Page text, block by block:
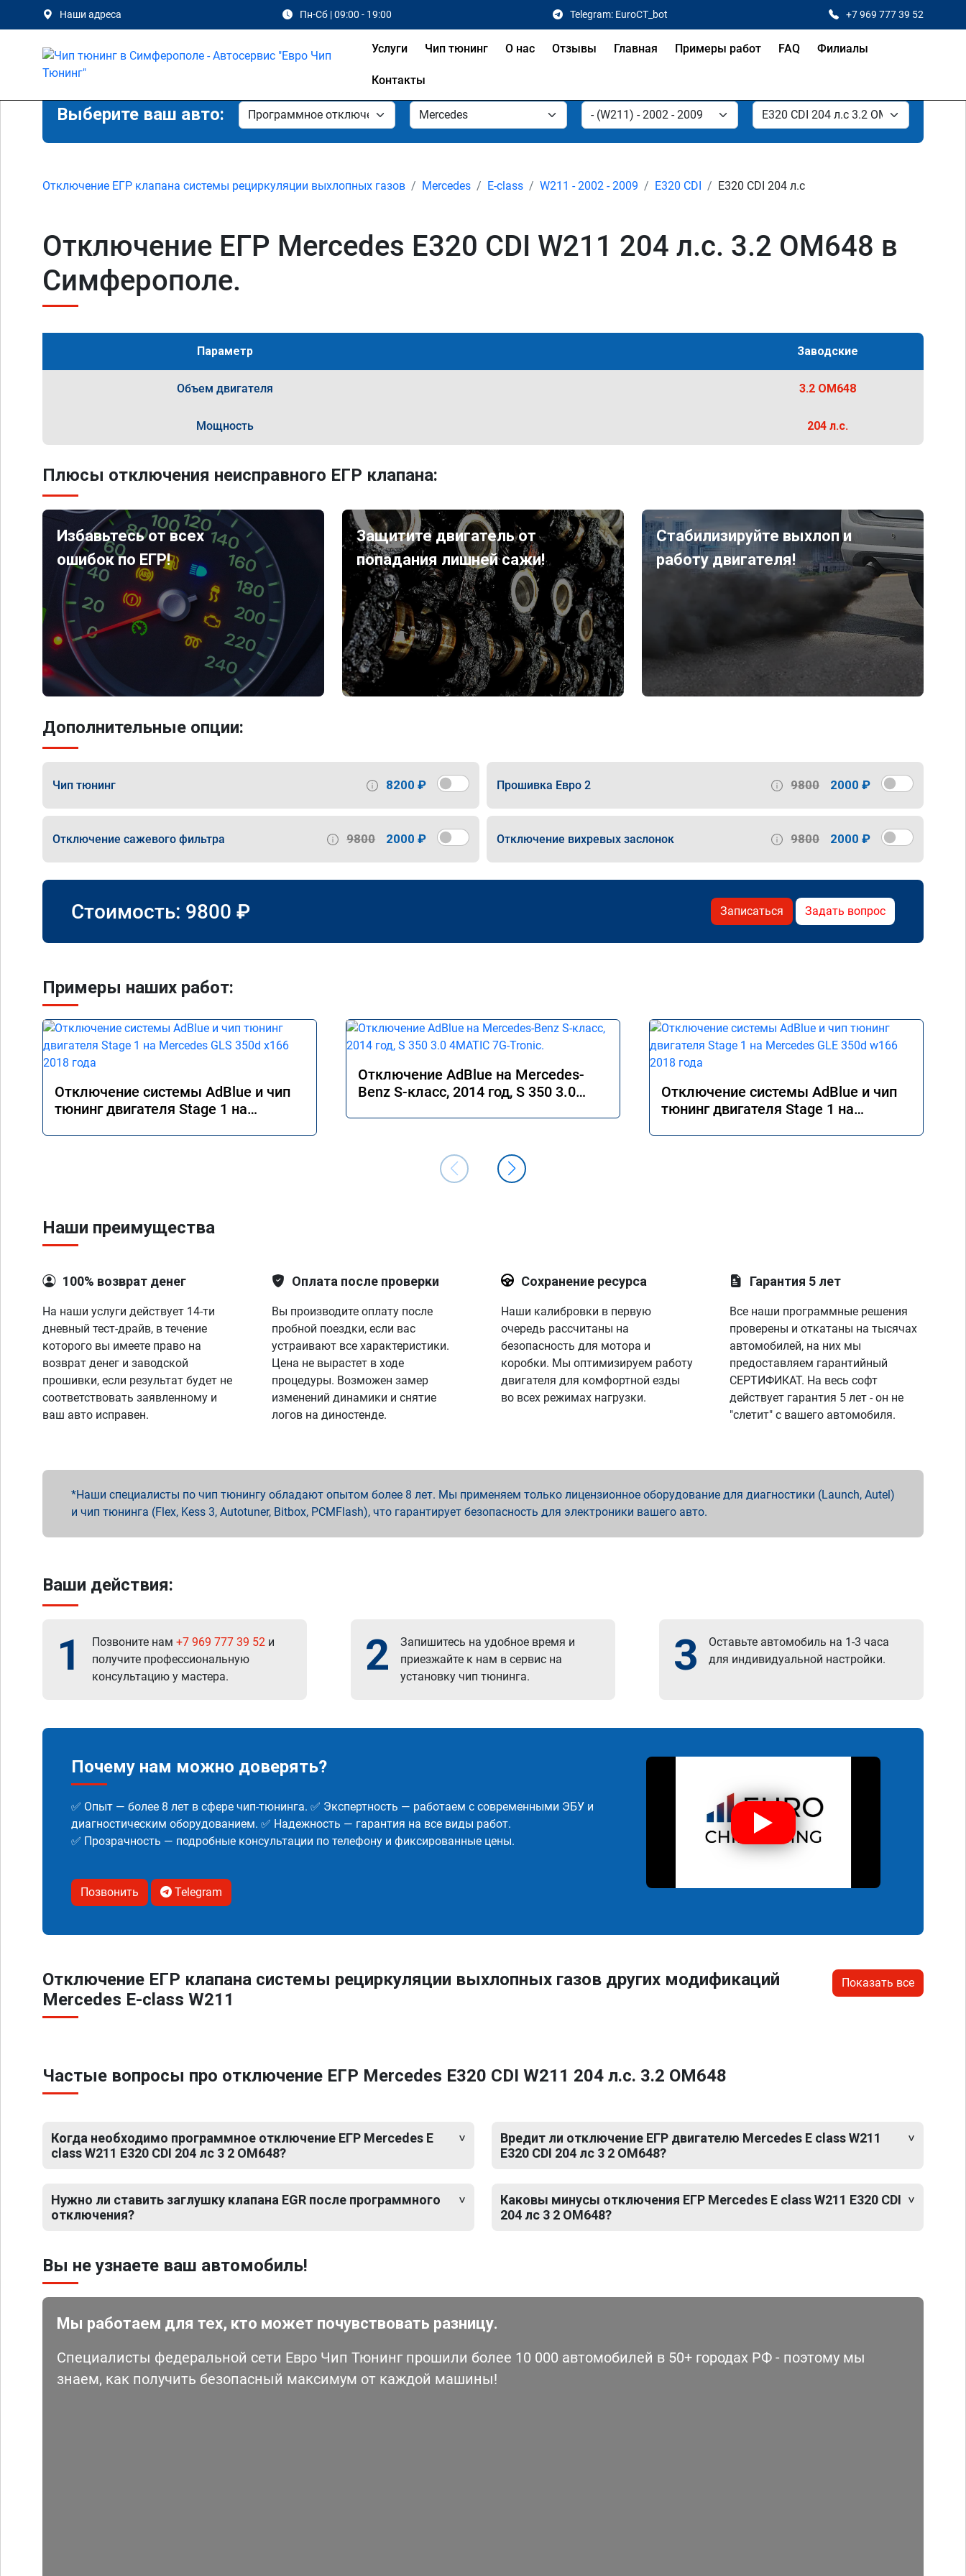
Наши адреса Пн-Сб | 09:00 - 19:00 Telegram: EuroCT_bot +7 969 777 39 52
Услуги Чип тюнинг О нас Отзывы Главная Примеры работ FAQ Филиалы
Контакты
Выберите ваш авто:
Отключение ЕГР клапана системы рециркуляции выхлопных газов Mercedes E-class W211 - 2002 - 2009 E320 CDI E320 CDI 204 л.с
Отключение ЕГР Mercedes E320 CDI W211 204 л.с. 3.2 OM648 в
Симферополе.
Параметр Заводские
Объем двигателя 3.2 OM648
Мощность 204 л.с.
Плюсы отключения неисправного ЕГР клапана:
Избавьтесь от всех
ошибок по ЕГР!
Защитите двигатель от
попадания лишней сажи!
Стабилизируйте выхлоп и
работу двигателя!
Дополнительные опции:
Чип тюнинг 8200 ₽ Прошивка Евро 2 9800 2000 ₽
Отключение сажевого фильтра 9800 2000 ₽ Отключение вихревых заслонок 9800 2000 ₽
Стоимость: 9800 ₽ Записаться Задать вопрос
Примеры наших работ:
Отключение системы AdBlue и чип
тюнинг двигателя Stage 1 на
Отключение AdBlue на Mercedes-
Benz S-класс, 2014 год, S 350 3.0
Отключение системы AdBlue и чип
тюнинг двигателя Stage 1 на
Наши преимущества
100% возврат денег
На наши услуги действует 14-ти
дневный тест-драйв, в течение
которого вы имеете право на
возврат денег и заводской
прошивки, если результат будет не
соответствовать заявленному и
ваш авто исправен.
Оплата после проверки
Вы производите оплату после
пробной поездки, если вас
устраивают все характеристики.
Цена не вырастет в ходе
процедуры. Возможен замер
изменений динамики и снятие
логов на диностенде.
Сохранение ресурса
Наши калибровки в первую
очередь рассчитаны на
безопасность для мотора и
коробки. Мы оптимизируем работу
двигателя для комфортной езды
во всех режимах нагрузки.
Гарантия 5 лет
Все наши программные решения
проверены и откатаны на тысячах
автомобилей, на них мы
предоставляем гарантийный
СЕРТИФИКАТ. На весь софт
действует гарантия 5 лет - он не
"слетит" с вашего автомобиля.
Наши специалисты по чип тюнингу обладают опытом более 8 лет. Мы применяем только лицензионное оборудование для диагностики (Launch, Autel)
и чип тюнинга (Flex, Kess 3, Autotuner, Bitbox, PCMFlash), что гарантирует безопасность для электроники вашего авто.
Ваши действия:
1 Позвоните нам +7 969 777 39 52 и
получите профессиональную
консультацию у мастера.
2
Запишитесь на удобное время и
приезжайте к нам в сервис на
установку чип тюнинга.
3
Оставьте автомобиль на 1-3 часа
для индивидуальной настройки.
Почему нам можно доверять?
✅ Опыт — более 8 лет в сфере чип-тюнинга. ✅ Экспертность — работаем с современными ЭБУ и
диагностическим оборудованием. ✅ Надежность — гарантия на все виды работ.
✅ Прозрачность — подробные консультации по телефону и фиксированные цены.
Позвонить Telegram
Отключение ЕГР клапана системы рециркуляции выхлопных газов других модификаций
Mercedes E-class W211
Показать все
Частые вопросы про отключение ЕГР Mercedes E320 CDI W211 204 л.с. 3.2 OM648
Когда необходимо программное отключение ЕГР Mercedes E
class W211 E320 CDI 204 лс 3 2 OM648?
Нужно ли ставить заглушку клапана EGR после программного
отключения?
Вредит ли отключение ЕГР двигателю Mercedes E class W211
E320 CDI 204 лс 3 2 OM648?
Каковы минусы отключения ЕГР Mercedes E class W211 E320 CDI
204 лс 3 2 OM648?
Вы не узнаете ваш автомобиль!
Мы работаем для тех, кто может почувствовать разницу.
Специалисты федеральной сети Евро Чип Тюнинг прошили более 10 000 автомобилей в 50+ городах РФ - поэтому мы
знаем, как получить безопасный максимум от каждой машины!